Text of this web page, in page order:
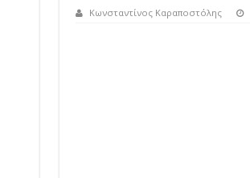
Κωνσταντίνος Καραποστόλης